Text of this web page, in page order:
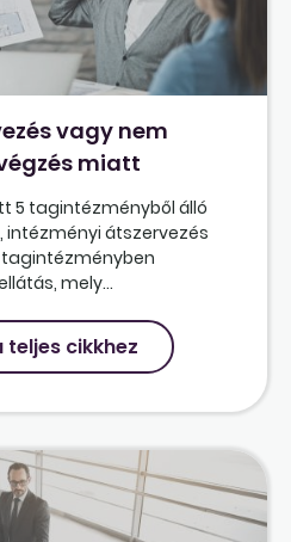
vagy nem
miatt
5 tagintézményből álló
átszervezés
mely...
teljes cikkhez